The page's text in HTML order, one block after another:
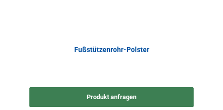
Fußstützenrohr-Polster
Produkt anfragen